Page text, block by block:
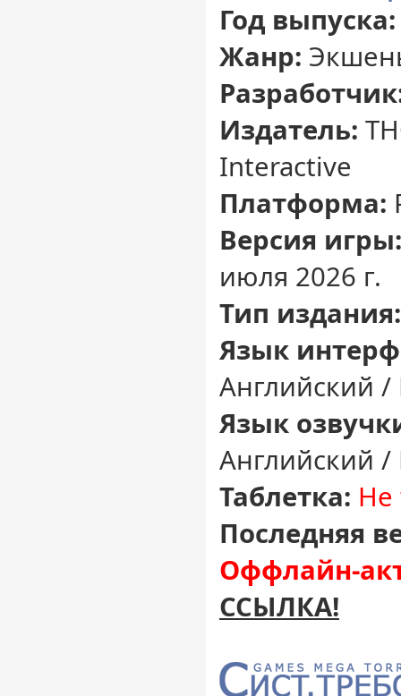
Год выпуска:
Жанр:
Издатель:
Interactive
Платформа:
Версия игры:
июля 2026 г.
Тип издания:
Язык
Английский /
Язык
Английский /
Таблетка: Не
Последняя
Оффлайн-
ССЫЛКА!